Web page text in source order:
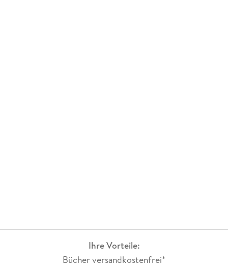
Ihre Vorteile:
Bücher versandkostenfrei*